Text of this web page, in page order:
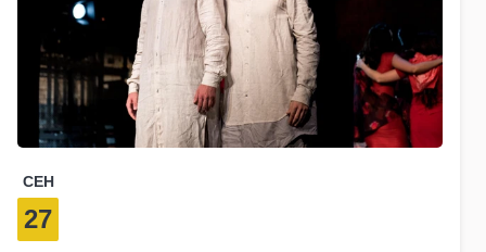
СЕН
27